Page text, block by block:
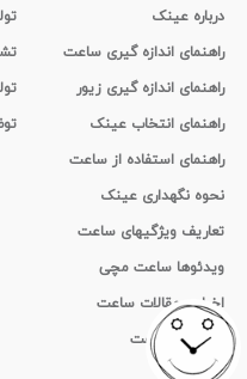
درباره عینک
راهنمای اندازه گیری ساعت
راهنمای اندازه گیری زیور
راهنمای انتخاب عینک
راهنمای استفاده از ساعت
نحوه نگهداری عینک
تعاریف ویژگیهای ساعت
ویدئوها ساعت مچی
اخبار و مقالات ساعت
تاریخچه ساعت